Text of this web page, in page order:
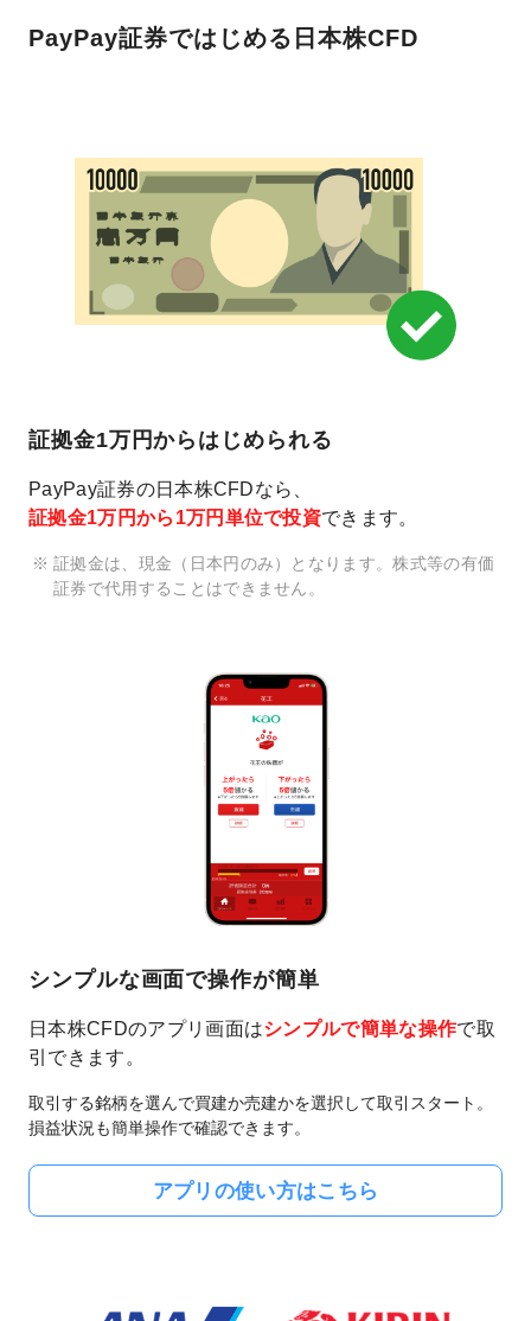
PayPay証券ではじめる日本株CFD
証拠金1万円からはじめられる
PayPay証券の日本株CFDなら、
証拠金1万円から1万円単位で投資できます。
証拠金は、現金（日本円のみ）となります。株式等の有価
証券で代用することはできません。
シンプルな画面で操作が簡単
日本株CFDのアプリ画面はシンプルで簡単な操作で取
引できます。
取引する銘柄を選んで買建か売建かを選択して取引スタート。
損益状況も簡単操作で確認できます。
アプリの使い方はこちら